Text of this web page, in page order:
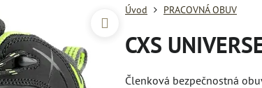
Úvod PRACOVNÁ OBUV
CXS
Členková bezpečnostná